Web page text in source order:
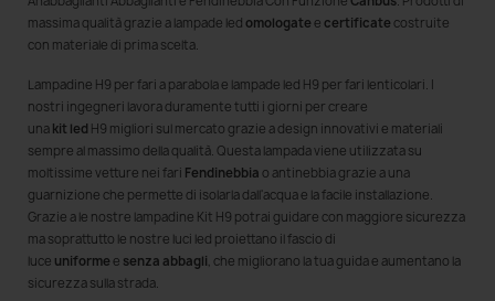
massima qualità grazie a lampade led omologate e certificate costruite
con materiale di prima scelta.
Lampadine H9 per fari a parabola e lampade led H9 per fari lenticolari. I
nostri ingegneri lavora duramente tutti i giorni per creare
una kit led H9 migliori sul mercato grazie a design innovativi e materiali
sempre al massimo della qualità. Questa lampada viene utilizzata su
moltissime vetture nei fari Fendinebbia o antinebbia grazie a una
guarnizione che permette di isolarla dall'acqua e la facile installazione.
Grazie a le nostre lampadine Kit H9 potrai guidare con maggiore sicurezza
ma soprattutto le nostre luci led proiettano il fascio di
luce uniforme e senza abbagli , che migliorano la tua guida e aumentano la
sicurezza sulla strada.